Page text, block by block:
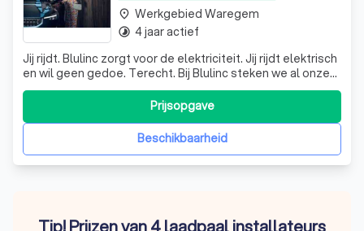
Jij rijdt. Blulinc zorgt voor de elektriciteit. Jij rijdt elektrisch
en wil geen gedoe. Terecht. Bij Blulinc steken we al onze
energie in jouw elektrische rit. Thuis, op het werk,
onderweg. Altijd en overal moeiteloos opladen, met ons
arsenaal aan laadoplossingen. Klinkt vlotjes? Is het ook
Beschikbaarheid
Prijsopgave
place Werkgebied Waregem
timelapse 4 jaar actief